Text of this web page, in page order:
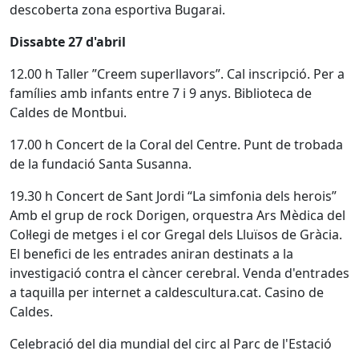
descoberta zona esportiva Bugarai.
Dissabte 27 d'abril
12.00 h Taller ”Creem superllavors”. Cal inscripció. Per a
famílies amb infants entre 7 i 9 anys. Biblioteca de
Caldes de Montbui.
17.00 h Concert de la Coral del Centre. Punt de trobada
de la fundació Santa Susanna.
19.30 h Concert de Sant Jordi “La simfonia dels herois”
Amb el grup de rock Dorigen, orquestra Ars Mèdica del
Col·legi de metges i el cor Gregal dels Lluïsos de Gràcia.
El benefici de les entrades aniran destinats a la
investigació contra el càncer cerebral. Venda d'entrades
a taquilla per internet a caldescultura.cat. Casino de
Caldes.
Celebració del dia mundial del circ al Parc de l'Estació